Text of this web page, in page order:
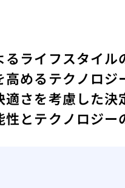
ライフスタイル
めるテクノロジ
さを考慮した決
とテクノロジー